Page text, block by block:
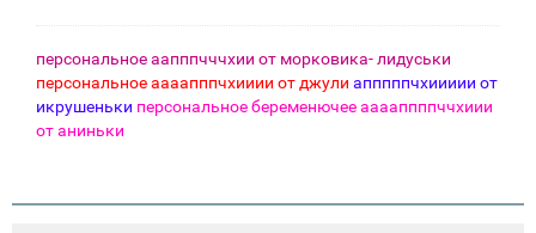
персональное аапппчччхии от морковика- лидуськи
персональное аааапппчхииии от джули апппппчхиииии от
икрушеньки персональное беременючее ааааппппччхиии
от аниньки